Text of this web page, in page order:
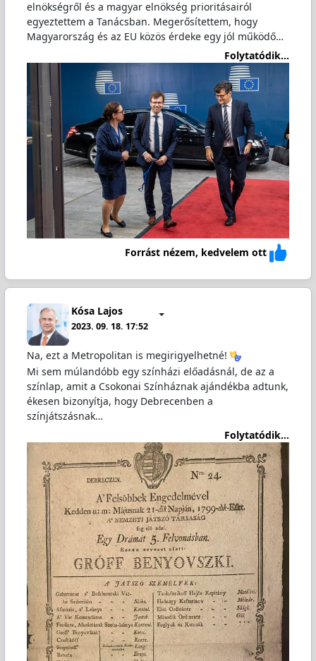
elnökségről és a magyar elnökség prioritásairól
egyeztettem a Tanácsban. Megerősítettem, hogy
Magyarország és az EU közös érdeke egy jól működő…
Folytatódik...
Forrást nézem, kedvelem ott
Kósa Lajos
2023. 09. 18. 17:52
Na, ezt a Metropolitan is megirigyelhetné!
Mi sem múlandóbb egy színházi előadásnál, de az a
színlap, amit a Csokonai Színháznak ajándékba adtunk,
ékesen bizonyítja, hogy Debrecenben a
színjátszásnak…
Folytatódik...